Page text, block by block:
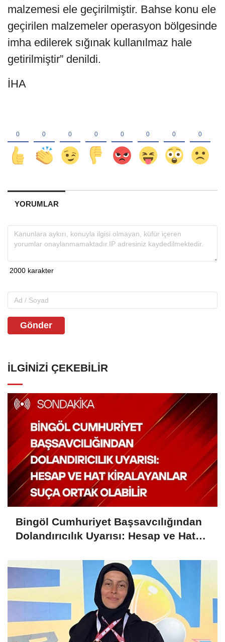
malzemesi ele geçirilmiştir. Bahse konu ele
geçirilen malzemeler operasyon bölgesinde
imha edilerek sığınak kullanılmaz hale
getirilmiştir” denildi.
İHA
YORUMLAR
Gönder
İLGINIZI ÇEKEBILIR
Bingöl Cumhuriyet Başsavcılığından
Dolandırıcılık Uyarısı: Hesap ve Hat